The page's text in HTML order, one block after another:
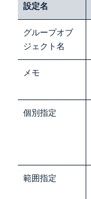
設定名
グループオブ
ジェクト名
メモ
個別指定
範囲指定